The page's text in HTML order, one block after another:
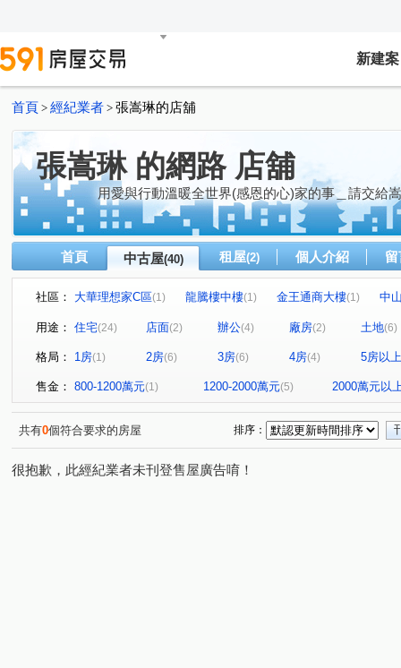
新建案
首頁 > 經紀業者 > 張嵩琳的店舖
張嵩琳 的網路 店舖
用愛與行動溫暖全世界(感恩的心)家的事＿請交給
首頁 中古屋(40) 租屋(2) 個人介紹
社區： 大華理想家C區(1) 龍騰樓中樓(1) 金王通商大樓(1)
中
青山鎮二期青擘特區
旺洲MORE 仁愛新城乙區 (1)
金矽谷5科貿總部大樓
信陽街 高興興業大樓 (1)
花園廣場(1) 莫庭 台北灣 銀河(1) 徐州街47號(1)
中正杭州(1) 松林大廈(1) 健行路(1) 大龍街(1)
民權
民生東路一段
中山北路一段(1) 青山路(1) 富貴路 (1)
錦州街(3) 南京東路二段(1) 新生北路三段(1) 康定路(1)
龍江路(1) 洲子街(1) 重新路五段
用途： 住宅(24) 店面(2) 辦公(4) 廠房(2) 土地(6)
格局： 1房(1) 2房(6) 3房(6) 4房(4) 5房以上
售金： 800-1200萬元(1) 1200-2000萬元(5) 2000萬元以
共有0個符合要求的房屋 排序：
很抱歉，此經紀業者未刊登售屋廣告唷！